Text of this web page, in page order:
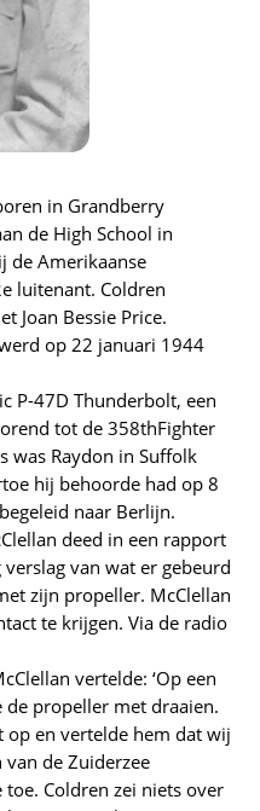
in Grandberry
de High School in
de Amerikaanse
luitenant. Coldren
Joan Bessie Price.
op 22 januari 1944
P-47D Thunderbolt, een
tot de 358thFighter
was Raydon in Suffolk
hij behoorde had op 8
naar Berlijn.
deed in een rapport
van wat er gebeurd
zijn propeller. McClellan
te krijgen. Via de radio
vertelde: ‘Op een
propeller met draaien.
en vertelde hem dat wij
de Zuiderzee
Coldren zei niets over